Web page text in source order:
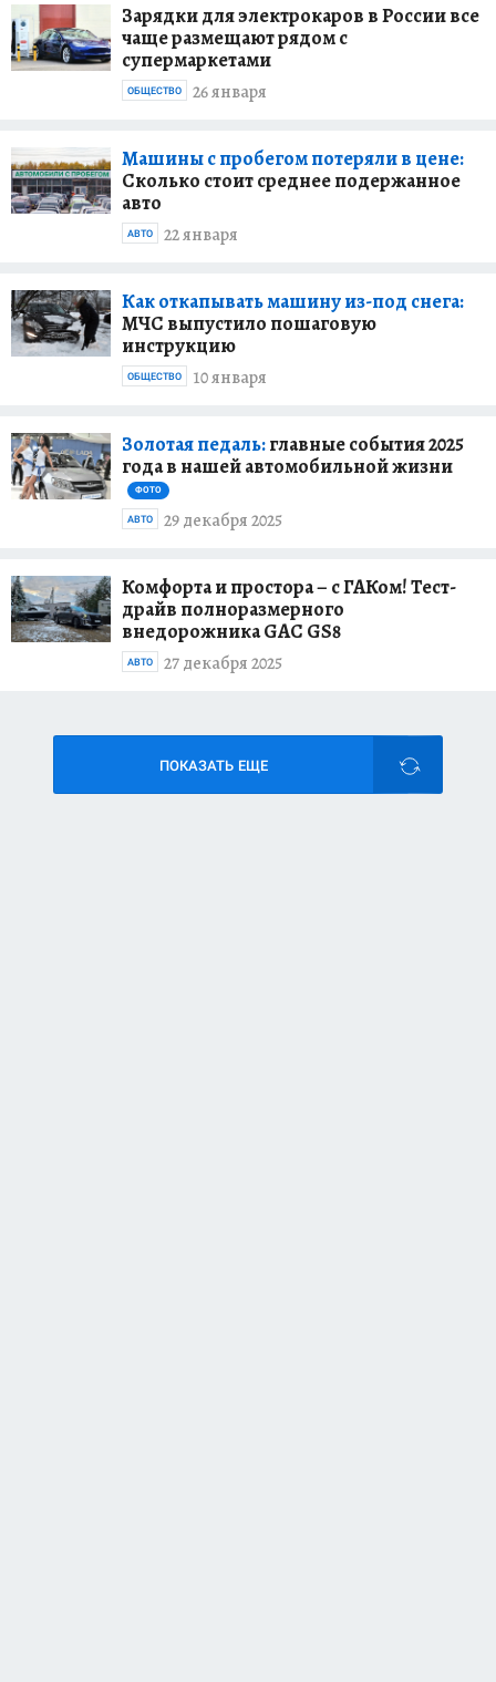
Зарядки для электрокаров в России все
чаще размещают рядом с
супермаркетами
26 января
ОБЩЕСТВО
Машины с пробегом потеряли в цене:
Сколько стоит среднее подержанное
авто
22 января
АВТО
Как откапывать машину из-под снега:
МЧС выпустило пошаговую
инструкцию
10 января
ОБЩЕСТВО
Золотая педаль:главные события 2025
года в нашей автомобильной жизни
ФОТО
29 декабря 2025
АВТО
Комфорта и простора – с ГАКом! Тест-
драйв полноразмерного
внедорожника GAC GS8
27 декабря 2025
АВТО
ПОКАЗАТЬ ЕЩЕ